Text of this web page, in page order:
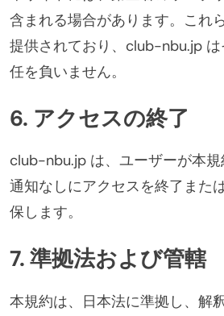
含まれる場合があります。これ
提供されており、club-nbu.jp
任を負いません。
6. アクセスの終了
club-nbu.jp は、ユーザーが本規
通知なしにアクセスを終了また
保します。
7. 準拠法および管轄
本規約は、日本法に準拠し、解